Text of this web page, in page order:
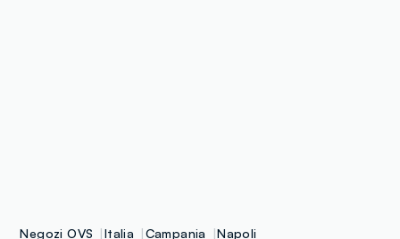
Negozi OVS Italia Campania Napoli